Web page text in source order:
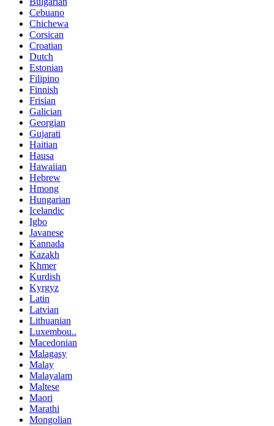
Cebuano
Chichewa
Corsican
Croatian
Dutch
Estonian
Filipino
Finnish
Frisian
Galician
Georgian
Gujarati
Haitian
Hausa
Hawaiian
Hebrew
Hmong
Hungarian
Icelandic
Igbo
Javanese
Kannada
Kazakh
Khmer
Kurdish
Kyrgyz
Latin
Latvian
Lithuanian
Luxembou..
Macedonian
Malagasy
Malay
Malayalam
Maltese
Maori
Marathi
Mongolian